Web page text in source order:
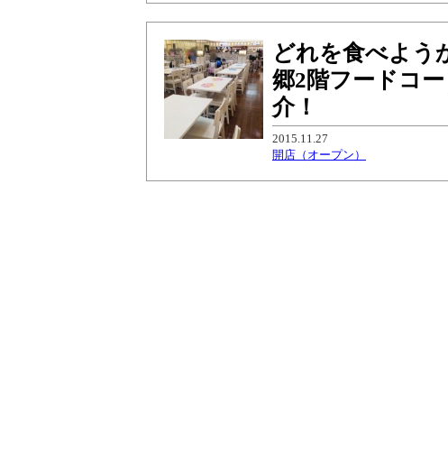
どれを食べよう
郷2階フードコ
介！
2015.11.27
開店（オープン）